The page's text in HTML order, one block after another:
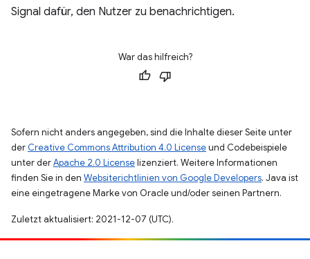
Signal dafür, den Nutzer zu benachrichtigen.
War das hilfreich?
Sofern nicht anders angegeben, sind die Inhalte dieser Seite unter
der Creative Commons Attribution 4.0 Licenseund Codebeispiele
unter derApache 2.0 Licenselizenziert. Weitere Informationen
finden Sie in den Websiterichtlinien von Google Developers. Java ist
eine eingetragene Marke von Oracle und/oder seinen Partnern.
Zuletzt aktualisiert: 2021-12-07 (UTC).